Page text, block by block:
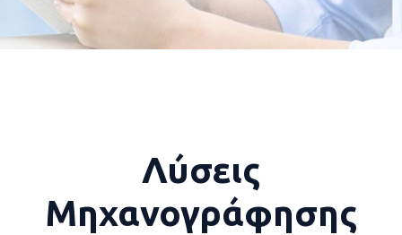
Λύσεις
Μηχανογράφησης